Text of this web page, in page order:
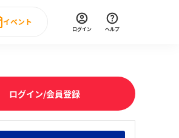
ー
イベント
直近のイベント一覧
ログイン ヘルプ
ログイン/会員登録